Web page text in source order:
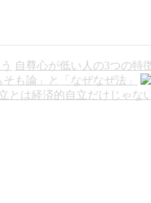
自尊心が低い人の3つの特
も論」と「なぜなぜ法」
経済的自立だけじゃな